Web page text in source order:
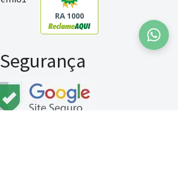
RA 1000
Segurança